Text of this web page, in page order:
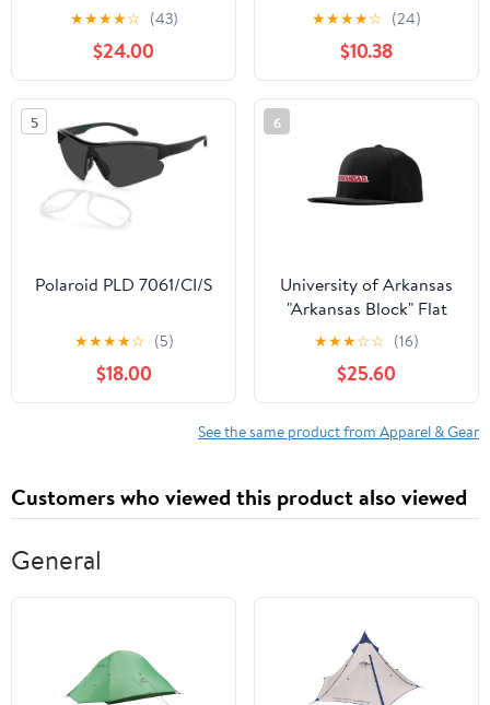
★★★★☆ (43)
$24.00
★★★★☆ (24)
$10.38
5
Polaroid PLD 7061/CI/S
★★★★☆ (5)
$18.00
6
University of Arkansas
"Arkansas Block" Flat
Elite XGen™ Hat
★★★☆☆ (16)
$25.60
See the same product from Apparel & Gear
Customers who viewed this product also viewed
General